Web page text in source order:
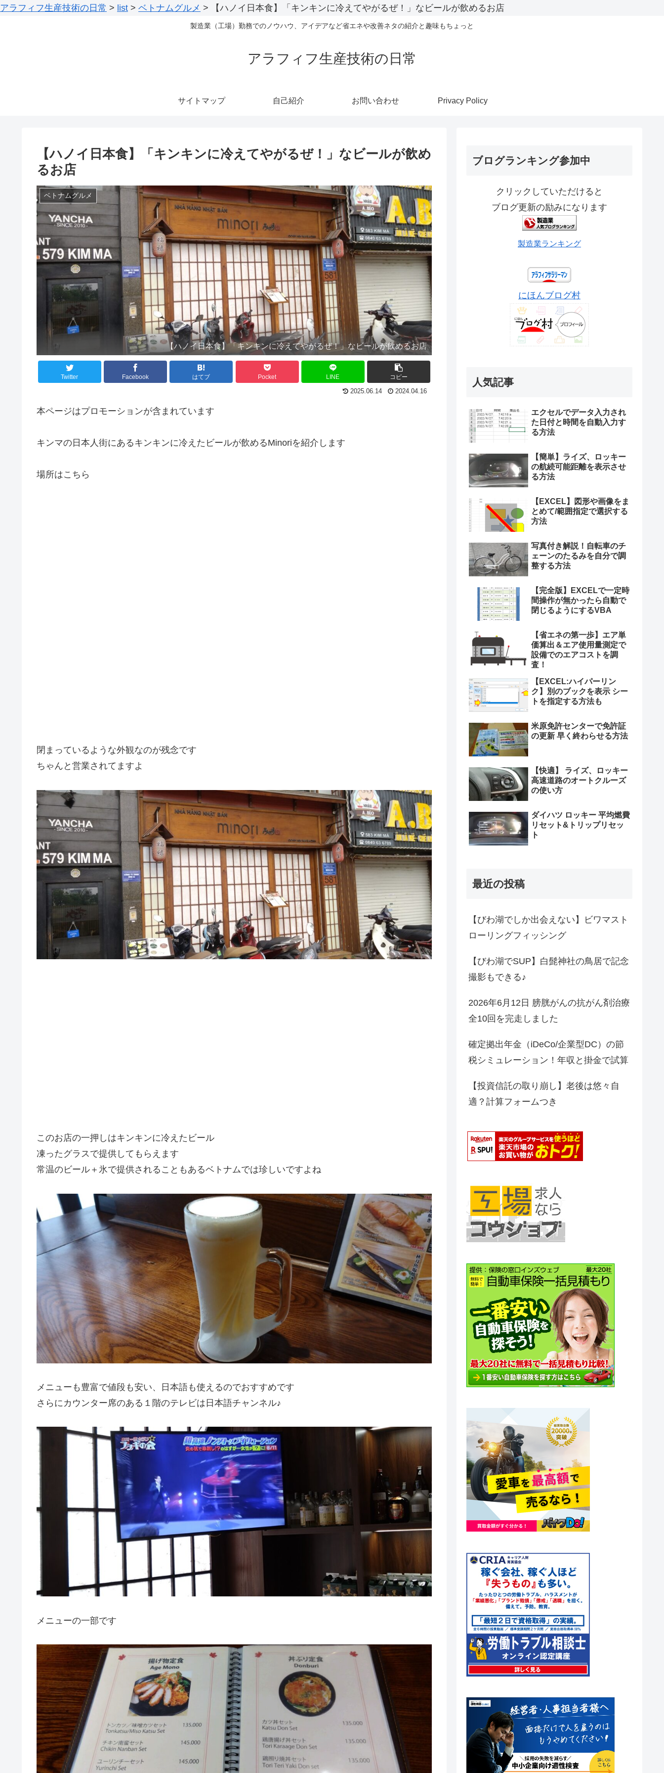
アラフィフ生産技術の日常 > list > ベトナムグルメ > 【ハノイ日本食】「キンキンに冷えてやがるぜ！」なビールが飲めるお店
製造業（工場）勤務でのノウハウ、アイデアなど省エネや改善ネタの紹介と趣味もちょっと
アラフィフ生産技術の日常
サイトマップ 自己紹介 お問い合わせ Privacy Policy
【ハノイ日本食】「キンキンに冷えてやがるぜ！」なビールが飲め
るお店
ベトナムグルメ
【ハノイ日本食】「キンキンに冷えてやがるぜ！」なビールが飲めるお店
Twitter Facebook はてブ Pocket LINE コピー
2025.06.14 2024.04.16
本ページはプロモーションが含まれています
キンマの日本人街にあるキンキンに冷えたビールが飲めるMinoriを紹介します
場所はこちら
閉まっているような外観なのが残念です
ちゃんと営業されてますよ
このお店の一押しはキンキンに冷えたビール
凍ったグラスで提供してもらえます
常温のビール＋氷で提供されることもあるベトナムでは珍しいですよね
メニューも豊富で値段も安い、日本語も使えるのでおすすめです
さらにカウンター席のある１階のテレビは日本語チャンネル♪
メニューの一部です
ブログランキング参加中
クリックしていただけると
ブログ更新の励みになります
製造業ランキング
にほんブログ村
人気記事
エクセルでデータ入力され
た日付と時間を自動入力す
る方法
【簡単】ライズ、ロッキー
の航続可能距離を表示させ
る方法
【EXCEL】図形や画像をま
とめて/範囲指定で選択する
方法
写真付き解説！自転車のチ
ェーンのたるみを自分で調
整する方法
【完全版】EXCELで一定時
間操作が無かったら自動で
閉じるようにするVBA
【省エネの第一歩】エア単
価算出＆エア使用量測定で
設備でのエアコストを調
査！
【EXCEL:ハイパーリン
ク】別のブックを表示 シー
トを指定する方法も
米原免許センターで免許証
の更新 早く終わらせる方法
【快適】 ライズ、ロッキー
高速道路のオートクルーズ
の使い方
ダイハツ ロッキー 平均燃費
リセット&トリップリセッ
ト
最近の投稿
【びわ湖でしか出会えない】ビワマスト
ローリングフィッシング
【びわ湖でSUP】白髭神社の鳥居で記念
撮影もできる♪
2026年6月12日 膀胱がんの抗がん剤治療
全10回を完走しました
確定拠出年金（iDeCo/企業型DC）の節
税シミュレーション！年収と掛金で試算
【投資信託の取り崩し】老後は悠々自
適？計算フォームつき